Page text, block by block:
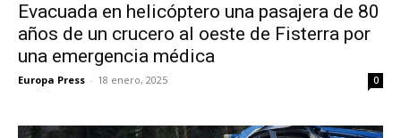
Evacuada en helicóptero una pasajera de 80
años de un crucero al oeste de Fisterra por
una emergencia médica
Europa Press - 18 enero, 2025 0